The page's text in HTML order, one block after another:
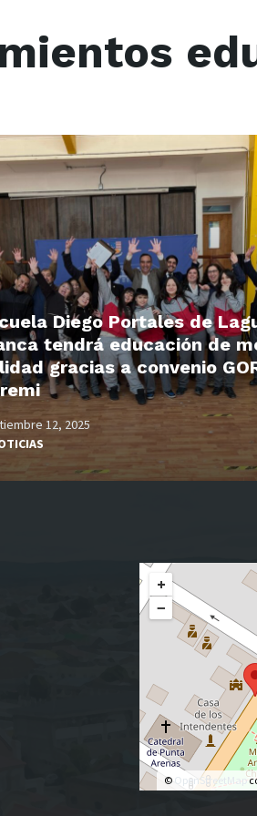
Diego Portales de
tendrá educación de
gracias a convenio
12, 2025
+
−
© OpenStreetMap